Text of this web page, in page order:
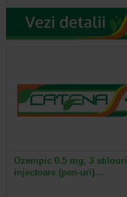
Ozempic 0.5 mg, 3 stilouri
injectoare (pen-uri)…